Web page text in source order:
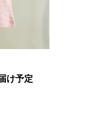
け予定